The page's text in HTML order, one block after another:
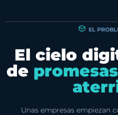
EL
El cielo
de
Unas empresas empiezan